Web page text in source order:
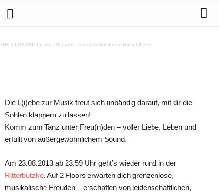
THE CLUBMAP by Jens Schwan · Kassettenkinder im House Keller
Die L(i)ebe zur Musik freut sich unbändig darauf, mit dir die
Sohlen klappern zu lassen!
Komm zum Tanz unter Freu(n)den – voller Liebe, Leben und
erfüllt von außergewöhnlichem Sound.
Am 23.08.2013 ab 23.59 Uhr geht’s wieder rund in der
Ritterbutzke. Auf 2 Floors erwarten dich grenzenlose,
musikalische Freuden – erschaffen von leidenschaftlichen,